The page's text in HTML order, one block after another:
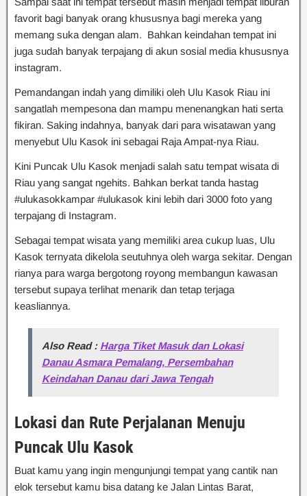
favorit bagi banyak orang khususnya bagi mereka yang
memang suka dengan alam. Bahkan keindahan tempat ini
juga sudah banyak terpajang di akun sosial media khususnya
instagram.
Pemandangan indah yang dimiliki oleh Ulu Kasok Riau ini
sangatlah mempesona dan mampu menenangkan hati serta
fikiran. Saking indahnya, banyak dari para wisatawan yang
menyebut Ulu Kasok ini sebagai Raja Ampat-nya Riau.
Kini Puncak Ulu Kasok menjadi salah satu tempat wisata di
Riau yang sangat ngehits. Bahkan berkat tanda hastag
#ulukasokkampar #ulukasok kini lebih dari 3000 foto yang
terpajang di Instagram.
Sebagai tempat wisata yang memiliki area cukup luas, Ulu
Kasok ternyata dikelola seutuhnya oleh warga sekitar. Dengan
rianya para warga bergotong royong membangun kawasan
tersebut supaya terlihat menarik dan tetap terjaga
keasliannya.
Also Read : Harga Tiket Masuk dan Lokasi
Danau Asmara Pemalang, Persembahan
Keindahan Danau dari Jawa Tengah
Lokasi dan Rute Perjalanan Menuju
Puncak Ulu Kasok
Buat kamu yang ingin mengunjungi tempat yang cantik nan
elok tersebut kamu bisa datang ke Jalan Lintas Barat,